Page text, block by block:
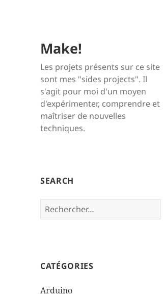
Make!
Les projets présents sur ce site
sont mes "sides projects". Il
s'agit pour moi d'un moyen
d'expérimenter, comprendre et
maîtriser de nouvelles
techniques.
SEARCH
Rechercher :
CATÉGORIES
Arduino